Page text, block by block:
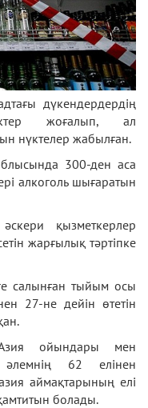
дүкендердердің
жоғалып, ал
нүктелер жабылған.
300-ден аса
алкоголь шығаратын
қызметкерлер
жарғылық тәртіпке
салынған тыйым осы
27-не дейін өтетін
ойындары мен
62 елінен
аймақтарының елі
болады.